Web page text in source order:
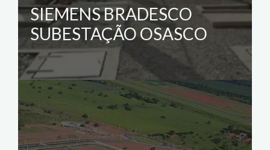
SIEMENS BRADESCO
SUBESTAÇÃO OSASCO